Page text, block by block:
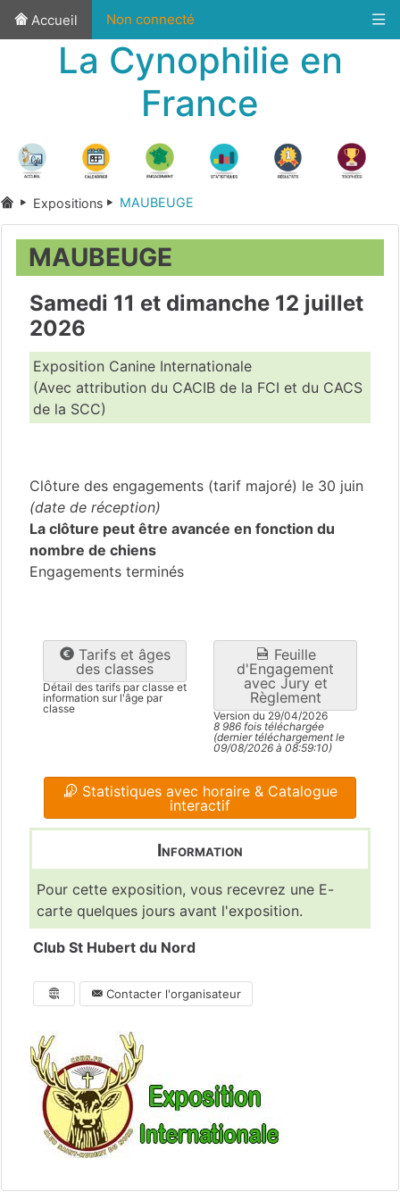
Accueil Non connecté
La Cynophilie en
France
Expositions MAUBEUGE
MAUBEUGE
Samedi 11 et dimanche 12 juillet
2026
Exposition Canine Internationale
(Avec attribution du CACIB de la FCI et du CACS
de la SCC)
Clôture des engagements (tarif majoré) le 30 juin
(date de réception)
La clôture peut être avancée en fonction du
nombre de chiens
Engagements terminés
Tarifs et âges
des classes
Détail des tarifs par classe et
information sur l'âge par
classe
Feuille
d'Engagement
avec Jury et
Règlement
Version du 29/04/2026
8 986 fois téléchargée
(dernier téléchargement le
09/08/2026 à 08:59:10)
Statistiques avec horaire & Catalogue
interactif
Information
Pour cette exposition, vous recevrez une E-
carte quelques jours avant l'exposition.
Club St Hubert du Nord
Contacter l'organisateur